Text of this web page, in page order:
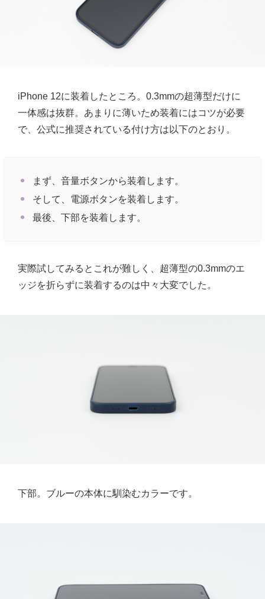
iPhone 12に装着したところ。0.3mmの超薄型だけに
一体感は抜群。あまりに薄いため装着にはコツが必要
で、公式に推奨されている付け方は以下のとおり。
まず、音量ボタンから装着します。
そして、電源ボタンを装着します。
最後、下部を装着します。
実際試してみるとこれが難しく、超薄型の0.3mmのエ
ッジを折らずに装着するのは中々大変でした。
下部。ブルーの本体に馴染むカラーです。